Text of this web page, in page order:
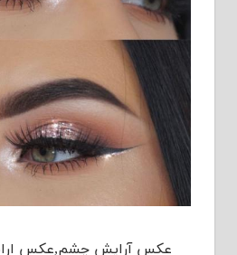
عکس آرایش چشم,عکس